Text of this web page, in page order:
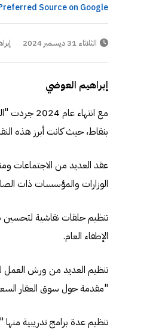
Source on Google
الثلاثاء 31 ديسمبر 2024
إبراهيم العوضي
مع انتهاء
بنقاط، حيث كانت أبرز هذه
عقد العديد من الاجتماعات
الوزارات والمؤسسات ذات
تنظيم حلقات نقاشية لتحسين
الإطفاء العام.
تنظيم العديد من ورش العمل
"مقدمة حول سوق العقار
تنظيم عدة برامج تدريبية منها